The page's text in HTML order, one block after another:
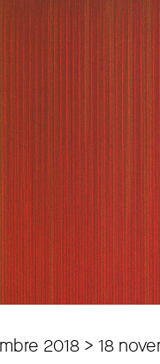
2018 > 18